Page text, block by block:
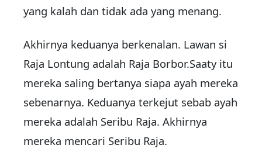
yang kalah dan tidak ada yang menang.
Akhirnya keduanya berkenalan. Lawan si
Raja Lontung adalah Raja Borbor.Saaty itu
mereka saling bertanya siapa ayah mereka
sebenarnya. Keduanya terkejut sebab ayah
mereka adalah Seribu Raja. Akhirnya
mereka mencari Seribu Raja.